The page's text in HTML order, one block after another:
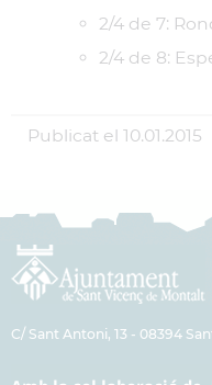
2/4 de 7:
2/4 de 8:
Publicat el 10.01.2015
C/ Sant Antoni, 13 - 08394